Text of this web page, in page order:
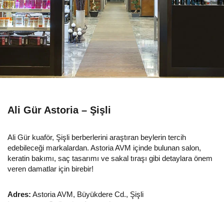
Ali Gür Astoria – Şişli
Ali Gür kuaför, Şişli berberlerini araştıran beylerin tercih
edebileceği markalardan. Astoria AVM içinde bulunan salon,
keratin bakımı, saç tasarımı ve sakal tıraşı gibi detaylara önem
veren damatlar için birebir!
Adres: Astoria AVM, Büyükdere Cd., Şişli